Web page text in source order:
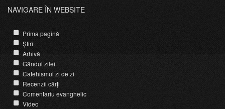
NAVIGARE ÎN WEBSITE
Prima pagină
Știri
Arhivă
Gândul zilei
Catehismul zi de zi
Recenzii cărți
Comentariu evanghelic
Video